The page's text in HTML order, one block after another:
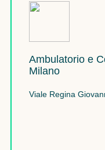
Ambulatorio e
Milano
Viale Regina